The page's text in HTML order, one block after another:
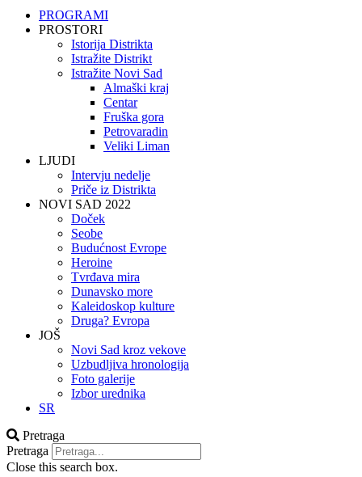
PROGRAMI
PROSTORI
Istorija Distrikta
Istražite Distrikt
Istražite Novi Sad
Almaški kraj
Centar
Fruška gora
Petrovaradin
Veliki Liman
LJUDI
Intervju nedelje
Priče iz Distrikta
NOVI SAD 2022
Doček
Seobe
Budućnost Evrope
Heroine
Tvrđava mira
Dunavsko more
Kaleidoskop kulture
Druga? Evropa
JOŠ
Novi Sad kroz vekove
Uzbudljiva hronologija
Foto galerije
Izbor urednika
SR
Pretraga
Pretraga
Close this search box.